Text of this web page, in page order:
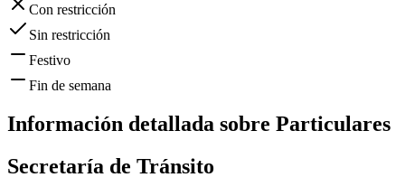
Con restricción
Sin restricción
Festivo
Fin de semana
Información detallada sobre Particulares
Secretaría de Tránsito